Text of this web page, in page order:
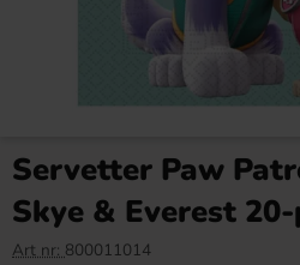
Servetter Paw
Skye & Everest
Art nr: 800011014